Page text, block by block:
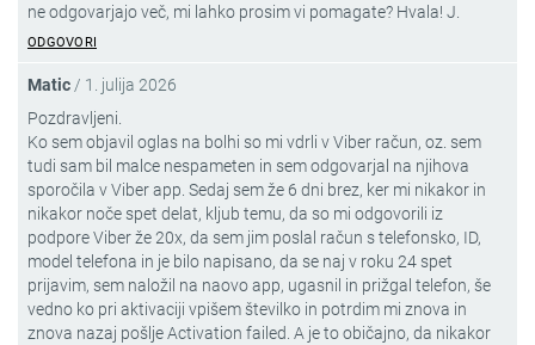
ne odgovarjajo več, mi lahko prosim vi pomagate? Hvala! J.
ODGOVORI
Matic / 1. julija 2026
Pozdravljeni.
Ko sem objavil oglas na bolhi so mi vdrli v Viber račun, oz. sem
tudi sam bil malce nespameten in sem odgovarjal na njihova
sporočila v Viber app. Sedaj sem že 6 dni brez, ker mi nikakor in
nikakor noče spet delat, kljub temu, da so mi odgovorili iz
podpore Viber že 20x, da sem jim poslal račun s telefonsko, ID,
model telefona in je bilo napisano, da se naj v roku 24 spet
prijavim, sem naložil na naovo app, ugasnil in prižgal telefon, še
vedno ko pri aktivaciji vpišem številko in potrdim mi znova in
znova nazaj pošlje Activation failed. A je to običajno, da nikakor